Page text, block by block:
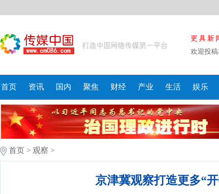
更具新
欢迎投
首页 资讯 国内 聚焦 财经 产业 生活 娱乐
首页 > 观察 >
京津冀观察打造更多“